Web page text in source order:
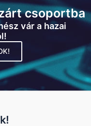
csoportba
vár a hazai